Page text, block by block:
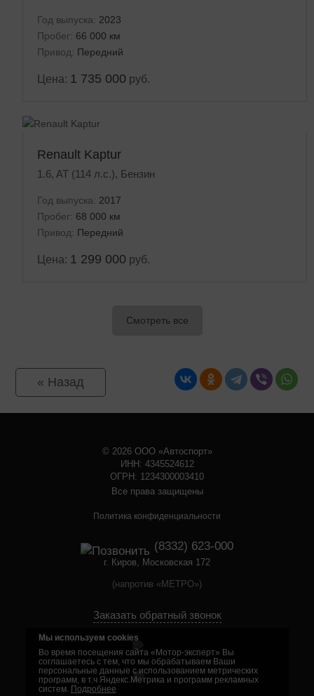
Мы используем cookies
Во время посещения сайта «Мотор-эксперт» Вы
соглашаетесь с тем, что мы обрабатываем Ваши
персональные данные с использованием метрических
программ, в т.ч Яндекс.Метрика и программ рекламных
систем. Подробнее
Год выпуска: 2023
Пробег: 66 000 км
Привод: Передний
Цена: 1 735 000 руб.
Renault Kaptur
1.6, AT (114 л.с.), Бензин
Год выпуска: 2017
Пробег: 68 000 км
Привод: Передний
Цена: 1 299 000 руб.
Смотреть все
« Назад
© 2026 ООО «Автоспорт»
ИНН: 4345524612
ОГРН: 1234300003410
Все права защищены
Политика конфиденциальности
(8332) 623-000
г. Киров, Московская 172
(напротив «МЕТРО»)
Заказать обратный звонок